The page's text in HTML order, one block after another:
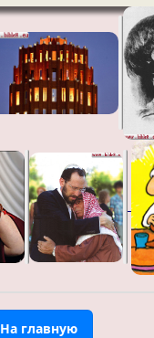
На главную